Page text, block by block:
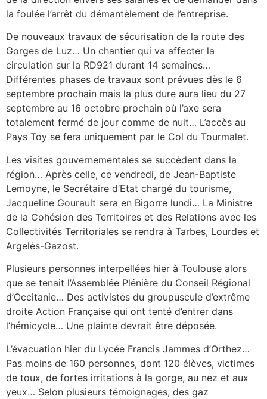
la foulée l’arrêt du démantèlement de l’entreprise.
De nouveaux travaux de sécurisation de la route des
Gorges de Luz… Un chantier qui va affecter la
circulation sur la RD921 durant 14 semaines…
Différentes phases de travaux sont prévues dès le 6
septembre prochain mais la plus dure aura lieu du 27
septembre au 16 octobre prochain où l’axe sera
totalement fermé de jour comme de nuit… L’accès au
Pays Toy se fera uniquement par le Col du Tourmalet.
Les visites gouvernementales se succèdent dans la
région… Après celle, ce vendredi, de Jean-Baptiste
Lemoyne, le Secrétaire d’Etat chargé du tourisme,
Jacqueline Gourault sera en Bigorre lundi… La Ministre
de la Cohésion des Territoires et des Relations avec les
Collectivités Territoriales se rendra à Tarbes, Lourdes et
Argelès-Gazost.
Plusieurs personnes interpellées hier à Toulouse alors
que se tenait l’Assemblée Plénière du Conseil Régional
d’Occitanie… Des activistes du groupuscule d’extrême
droite Action Française qui ont tenté d’entrer dans
l’hémicycle… Une plainte devrait être déposée.
L’évacuation hier du Lycée Francis Jammes d’Orthez…
Pas moins de 160 personnes, dont 120 élèves, victimes
de toux, de fortes irritations à la gorge, au nez et aux
yeux… Selon plusieurs témoignages, des gaz